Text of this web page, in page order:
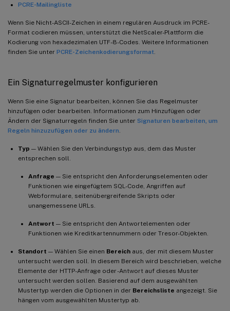
PCRE-Mailingliste
Wenn Sie Nicht-ASCII-Zeichen in einem regulären Ausdruck im PCRE-
Format codieren müssen, unterstützt die NetScaler-Plattform die
Kodierung von hexadezimalen UTF-8-Codes. Weitere Informationen
finden Sie unter PCRE-Zeichenkodierungsformat
Ein Signaturregelmuster konfigurieren
Wenn Sie eine Signatur bearbeiten, können Sie das Regelmuster
hinzufügen oder bearbeiten. Informationen zum Hinzufügen oder
Ändern der Signaturregeln finden Sie unter Signaturen bearbeiten, um
Regeln hinzuzufügen oder zu ändern
Typ — Wählen Sie den Verbindungstyp aus, dem das Muster
entsprechen soll.
Anfrage — Sie entspricht den Anforderungselementen oder
Funktionen wie eingefügtem SQL-Code, Angriffen auf
Webformulare, seitenübergreifende Skripts oder
unangemessene URLs.
Antwort — Sie entspricht den Antwortelementen oder
Funktionen wie Kreditkartennummern oder Tresor-Objekten.
Standort — Wählen Sie einen Bereich aus, der mit diesem Muster
untersucht werden soll. In diesem Bereich wird beschrieben, welche
Elemente der HTTP-Anfrage oder -Antwort auf dieses Muster
untersucht werden sollen. Basierend auf dem ausgewählten
Mustertyp werden die Optionen in der Bereichsliste angezeigt. Sie
hängen vom ausgewählten Mustertyp ab.